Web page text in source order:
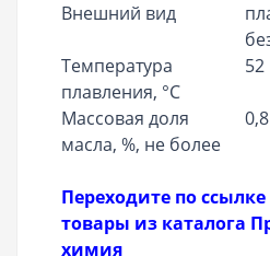
Внешний вид
Температура
плавления, °С
52
Массовая доля
масла, %, не более
0,8
Переходите по
товары из каталога
химия